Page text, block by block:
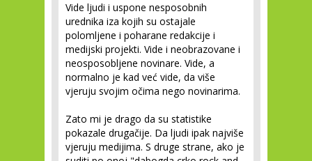
Vide ljudi i uspone nesposobnih
urednika iza kojih su ostajale
polomljene i poharane redakcije i
medijski projekti. Vide i neobrazovane i
neosposobljene novinare. Vide, a
normalno je kad već vide, da više
vjeruju svojim očima nego novinarima.
Zato mi je drago da su statistike
pokazale drugačije. Da ljudi ipak najviše
vjeruju medijima. S druge strane, ako je